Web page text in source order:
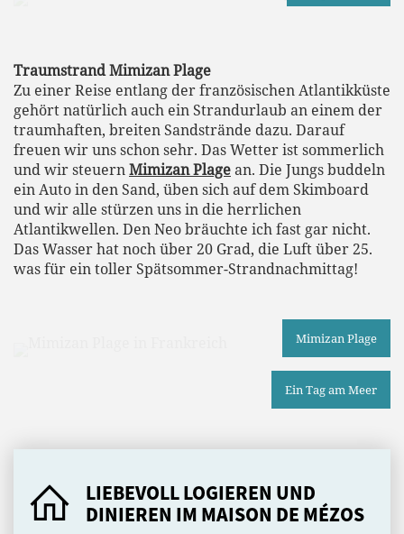
Traumstrand Mimizan Plage
Zu einer Reise entlang der französischen Atlantikküste
gehört natürlich auch ein Strandurlaub an einem der
traumhaften, breiten Sandstrände dazu. Darauf
freuen wir uns schon sehr. Das Wetter ist sommerlich
und wir steuernMimizan Plagean. Die Jungs buddeln
ein Auto in den Sand, üben sich auf dem Skimboard
und wir alle stürzen uns in die herrlichen
Atlantikwellen. Den Neo bräuchte ich fast gar nicht.
Das Wasser hat noch über 20 Grad, die Luft über 25.
was für ein toller Spätsommer-Strandnachmittag!
Mimizan Plage
Ein Tag am Meer
LIEBEVOLL LOGIEREN UND
DINIEREN IM MAISON DE MÉZOS